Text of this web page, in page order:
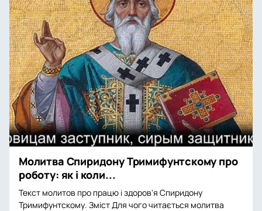
Молитва Спиридону Тримифунтскому про
роботу: як і коли...
Текст молитов про працю і здоров'я Спиридону
Тримифунтскому. Зміст Для чого читається молитва